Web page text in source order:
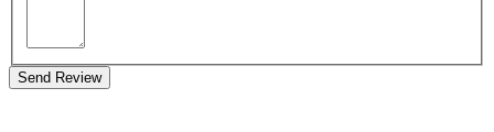
Send Review